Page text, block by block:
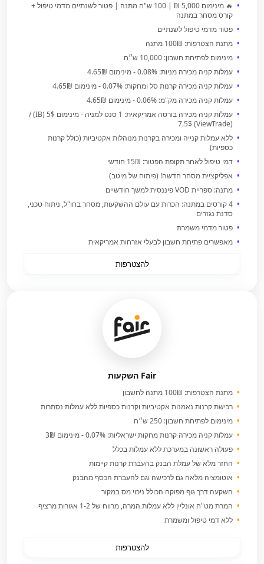
🔥 מינימום 5,000 ₪ | 100 ש"ח מתנה | פטור לשנתיים מדמי טיפול +
קורס מסחר במתנה
פטור מדמי טיפול לשנתיים
מתנת הצטרפות: 100₪ מתנה
מינימום לפתיחת חשבון: 10,000 ש״ח
עמלות קניה מכירה מניות: 0.08% - מינימום 4.65₪
עמלות קניה מכירה קרנות סל ומחקות: 0.07% - מינימום 4.65₪
עמלות קניה מכירה מק"מ: 0.06% - מינימום 4.65₪
עמלות קניה מכירה בורסה אמריקאית: 1 סנט למניה - מינימום 5$ (IB) /
7.5$ (ViewTrade)
ללא עמלות קנייה ומכירה בקרנות מנוהלות אקטיביות (כולל קרנות
כספיות)
דמי טיפול לאחר תקופת הפטור: 15₪ חודשי
אפליקציית מסחר חדשה! (פיתוח של מיטב)
מתנה: ספריית VOD פיננסית למשך חודשיים
4 קורסים במתנה: הכרות עם עולם ההשקעות, מסחר בחו"ל, ניתוח טכני,
סדנת נגזרים
פטור מדמי משמרת
מאפשרים פתיחת חשבון לבעלי אזרחות אמריקאית
להצטרפות
Fair השקעות
מתנת הצטרפות: 100₪ מתנה לחשבון
רכישת קרנות נאמנות אקטיביות וקרנות כספיות ללא עמלות נסתרות
מינימום לפתיחת חשבון: 250 ש״ח
עמלות קניה מכירה קרנות מחקות ישראליות: 0.07% - מינימום 3₪
פעולה ראשונה במערכת ללא עמלות בכלל
החזר מלא של עמלת הבנק בהעברת קרנות קיימות
אוטומציה מלאה גם לרכישה וגם להעברת הכסף מהבנק
השקעה דרך גוף מפוקח הכולל ניכוי מס במקור
המרת מט"ח אונליין ללא עמלות המרה, מרווח של 1-2 אגורות מרציף
ללא דמי טיפול ומשמרת
להצטרפות